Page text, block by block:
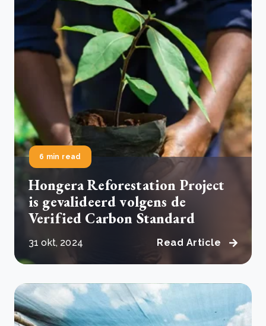
6 min read
Hongera Reforestation Project
is gevalideerd volgens de
Verified Carbon Standard
31 okt, 2024 Read Article